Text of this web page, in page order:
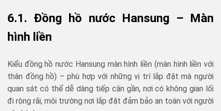
6.1. Đồng hồ nước Hansung – Màn
hình liền
Kiểu đồng hồ nước Hansung màn hình liền (màn hình liền với
thân đồng hồ) – phù hợp với những vị trí lắp đặt mà người
quan sát có thể dễ dàng tiếp cận gần, nơi có không gian lối
đi rộng rãi, môi trường nơi lắp đặt đảm bảo an toàn với người